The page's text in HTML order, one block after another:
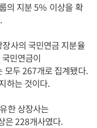
의 지분5% 이상을 확
.
장사의 국민연금 지분율
국민연금이
모두267개로 집계됐다.
하는 것이다.
한 상장사는
은228개사였다.